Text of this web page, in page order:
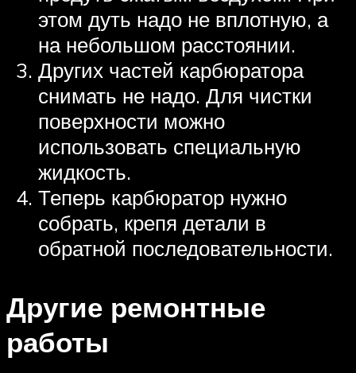
этом дуть надо не вплотную, а
на небольшом расстоянии.
Других частей карбюратора
снимать не надо. Для чистки
поверхности можно
использовать специальную
жидкость.
Теперь карбюратор нужно
собрать, крепя детали в
обратной последовательности.
Другие ремонтные
работы